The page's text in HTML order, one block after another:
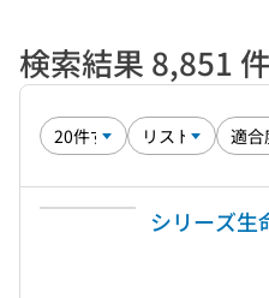
検索結果 8,851 件
シリーズ生